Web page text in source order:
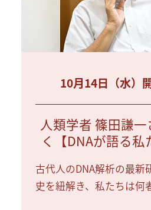
10月14日（水）
人類学者 篠田謙
く【DNAが語る私
古代人のDNA解析の最新
史を紐解き、私たちは何